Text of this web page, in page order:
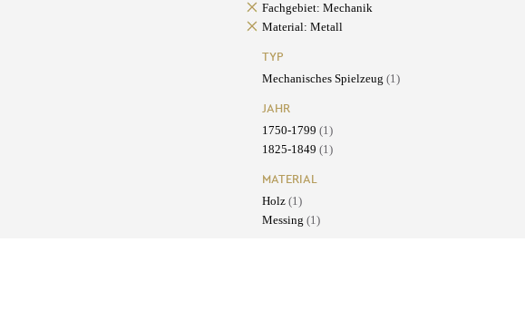
Fachgebiet: Mechanik
Material: Metall
TYP
Mechanisches Spielzeug (1)
JAHR
1750-1799 (1)
1825-1849 (1)
MATERIAL
Holz (1)
Messing (1)